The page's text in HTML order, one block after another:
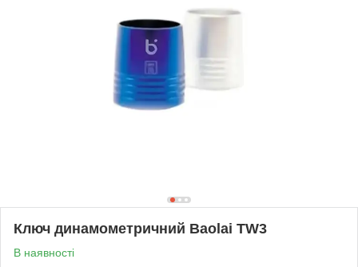
Ключ динамометричний Baolai TW3
В наявності